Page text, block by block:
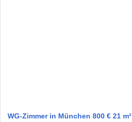
WG-Zimmer in München 800 € 21 m²